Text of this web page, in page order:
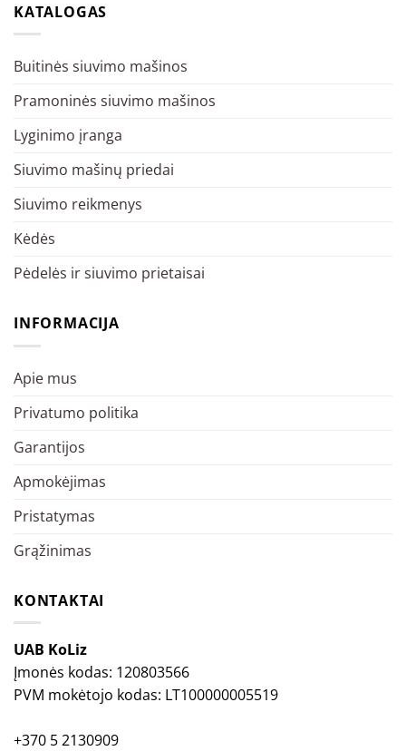
KATALOGAS
Buitinės siuvimo mašinos
Pramoninės siuvimo mašinos
Lyginimo įranga
Siuvimo mašinų priedai
Siuvimo reikmenys
Kėdės
Pėdelės ir siuvimo prietaisai
INFORMACIJA
Apie mus
Privatumo politika
Garantijos
Apmokėjimas
Pristatymas
Grąžinimas
KONTAKTAI
UAB KoLiz
Įmonės kodas: 120803566
PVM mokėtojo kodas: LT100000005519
+370 5 2130909